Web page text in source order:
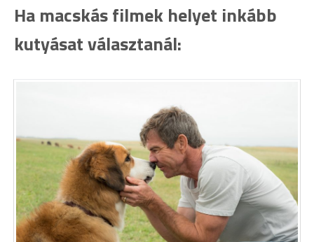
Ha macskás filmek helyet inkább
kutyásat választanál: